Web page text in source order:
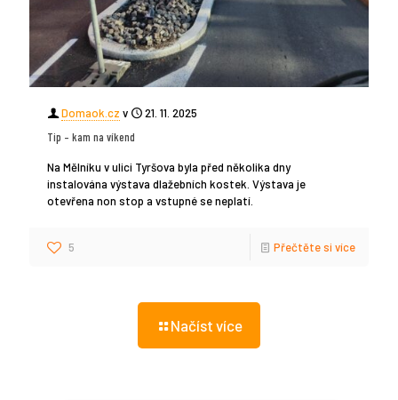
Domaok.cz v
21. 11. 2025
Tip – kam na víkend
Na Mělníku v ulici Tyršova byla před několika dny
instalována výstava dlažebních kostek. Výstava je
otevřena non stop a vstupné se neplatí.
5 Přečtěte si více
Načíst více